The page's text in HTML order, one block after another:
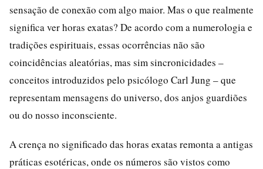
sensação de conexão com algo maior. Mas o que realmente
significa ver horas exatas? De acordo com a numerologia e
tradições espirituais, essas ocorrências não são
coincidências aleatórias, mas sim sincronicidades –
conceitos introduzidos pelo psicólogo Carl Jung – que
representam mensagens do universo, dos anjos guardiões
ou do nosso inconsciente.
A crença no significado das horas exatas remonta a antigas
práticas esotéricas, onde os números são vistos como